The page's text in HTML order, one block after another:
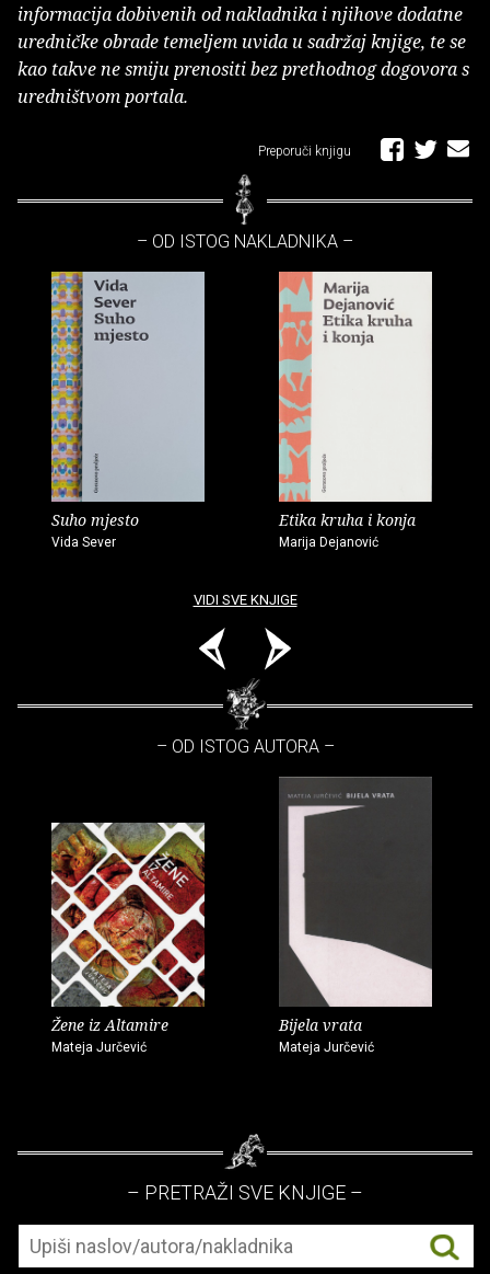
informacija dobivenih od nakladnika i njihove dodatne
uredničke obrade temeljem uvida u sadržaj knjige, te se
kao takve ne smiju prenositi bez prethodnog dogovora s
uredništvom portala.
Preporuči knjigu
– OD ISTOG NAKLADNIKA –
Suho mjesto
Vida Sever
Etika kruha i konja
Marija Dejanović
VIDI SVE KNJIGE
– OD ISTOG AUTORA –
Žene iz Altamire
Mateja Jurčević
Bijela vrata
Mateja Jurčević
– PRETRAŽI SVE KNJIGE –